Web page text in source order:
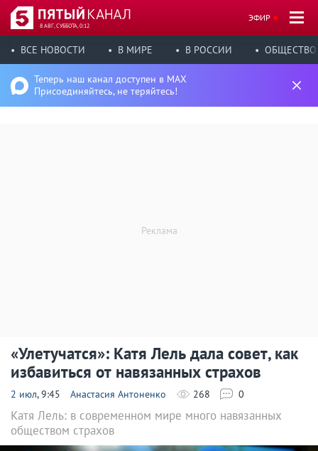
8 АВГ, СУББОТА, 0:12
ЭФИР
ВСЕ НОВОСТИ В МИРЕ В РОССИИ ОБЩЕСТВО
Теперь наш канал доступен в MAX
Присоединяйтесь, не теряйтесь!
«Улетучатся»: Катя Лель дала совет, как
избавиться от навязанных страхов
2 июл, 9:45 Анастасия Антоненко 268 0
Катя Лель: в современном мире много навязанных
обществом страхов